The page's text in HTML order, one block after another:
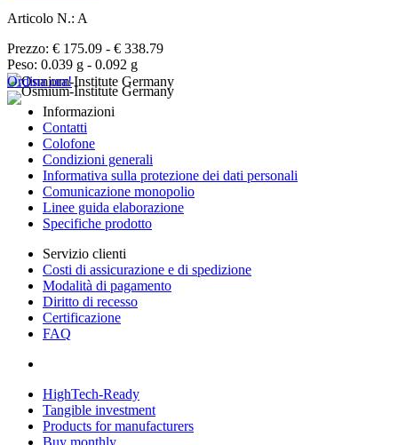
Articolo N.: A
Prezzo: € 175.09 - € 338.79
Peso: 0.039 g - 0.092 g
Ordina ora!
Informazioni
Contatti
Colofone
Condizioni generali
Informativa sulla protezione dei dati personali
Comunicazione monopolio
Linee guida elaborazione
Specifiche prodotto
Servizio clienti
Costi di assicurazione e di spedizione
Modalità di pagamento
Diritto di recesso
Certificazione
FAQ
HighTech-Ready
Tangible investment
Products for manufacturers